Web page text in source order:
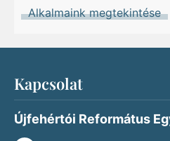
Alkalmaink megtekintése
Kapcsolat
Újfehértói Református